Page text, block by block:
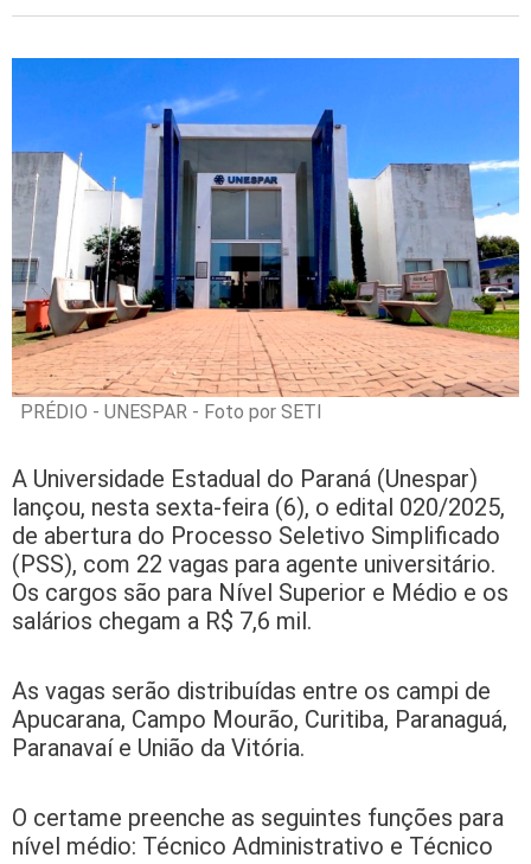
PRÉDIO - UNESPAR - Foto por SETI
A Universidade Estadual do Paraná (Unespar)
lançou, nesta sexta-feira (6), o edital 020/2025,
de abertura do Processo Seletivo Simplificado
(PSS), com 22 vagas para agente universitário.
Os cargos são para Nível Superior e Médio e os
salários chegam a R$ 7,6 mil.
As vagas serão distribuídas entre os campi de
Apucarana, Campo Mourão, Curitiba, Paranaguá,
Paranavaí e União da Vitória.
O certame preenche as seguintes funções para
nível médio: Técnico Administrativo e Técnico